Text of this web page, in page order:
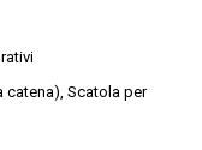
catena), Scatola per